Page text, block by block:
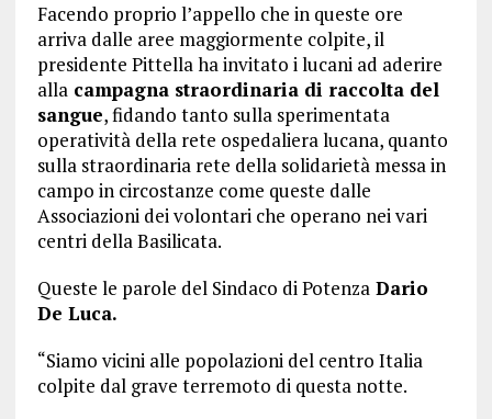
Facendo proprio l’appello che in queste ore
arriva dalle aree maggiormente colpite, il
presidente Pittella ha invitato i lucani ad aderire
allacampagna straordinaria di raccolta del
sangue, fidando tanto sulla sperimentata
operatività della rete ospedaliera lucana, quanto
sulla straordinaria rete della solidarietà messa in
campo in circostanze come queste dalle
Associazioni dei volontari che operano nei vari
centri della Basilicata.
Queste le parole del Sindaco di PotenzaDario
De Luca.
“Siamo vicini alle popolazioni del centro Italia
colpite dal grave terremoto di questa notte.